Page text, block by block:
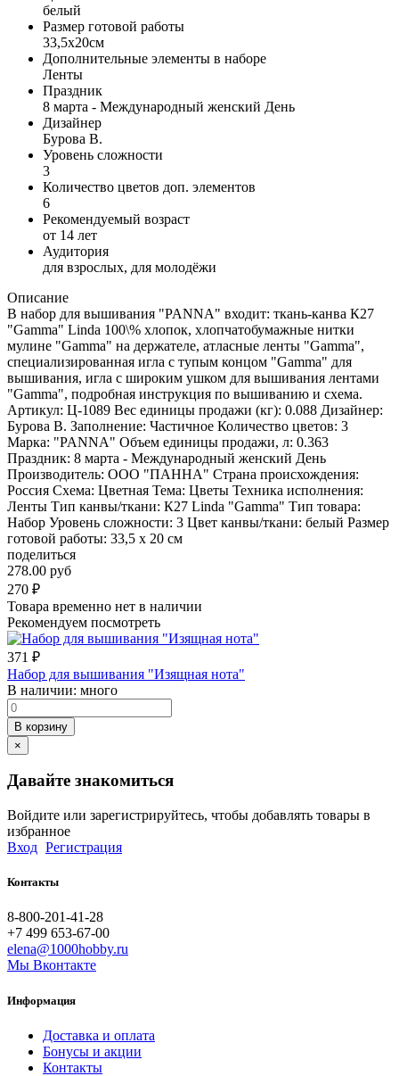
белый
Размер готовой работы
33,5x20см
Дополнительные элементы в наборе
Ленты
Праздник
8 марта - Международный женский День
Дизайнер
Бурова В.
Уровень сложности
3
Количество цветов доп. элементов
6
Рекомендуемый возраст
от 14 лет
Аудитория
для взрослых, для молодёжи
Описание
В набор для вышивания "PANNA" входит: ткань-канва К27
"Gamma" Linda 100\% хлопок, хлопчатобумажные нитки
мулине "Gamma" на держателе, атласные ленты "Gamma",
специализированная игла с тупым концом "Gamma" для
вышивания, игла с широким ушком для вышивания лентами
"Gamma", подробная инструкция по вышиванию и схема.
Артикул: Ц-1089 Вес единицы продажи (кг): 0.088 Дизайнер:
Бурова В. Заполнение: Частичное Количество цветов: 3
Марка: "PANNA" Объем единицы продажи, л: 0.363
Праздник: 8 марта - Международный женский День
Производитель: ООО "ПАННА" Страна происхождения:
Россия Схема: Цветная Тема: Цветы Техника исполнения:
Ленты Тип канвы/ткани: К27 Linda "Gamma" Тип товара:
Набор Уровень сложности: 3 Цвет канвы/ткани: белый Размер
готовой работы: 33,5 x 20 см
поделиться
278.00 руб
270 ₽
Товара временно нет в наличии
Рекомендуем посмотреть
371 ₽
Набор для вышивания "Изящная нота"
В наличии: много
В корзину
×
Давайте знакомиться
Войдите или зарегистрируйтесь, чтобы добавлять товары в
избранное
Вход Регистрация
Контакты
8-800-201-41-28
+7 499 653-67-00
elena@1000hobby.ru
Мы Вконтакте
Информация
Доставка и оплата
Бонусы и акции
Контакты